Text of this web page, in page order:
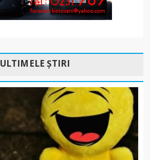
ULTIMELE ȘTIRI